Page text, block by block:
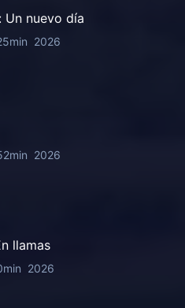
Un nuevo día
2026
2026
llamas
2026